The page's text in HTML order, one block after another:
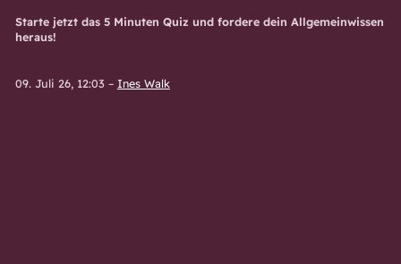
Starte jetzt das 5 Minuten Quiz und fordere dein Allgemeinwissen
heraus!
09. Juli 26, 12:03– Ines Walk